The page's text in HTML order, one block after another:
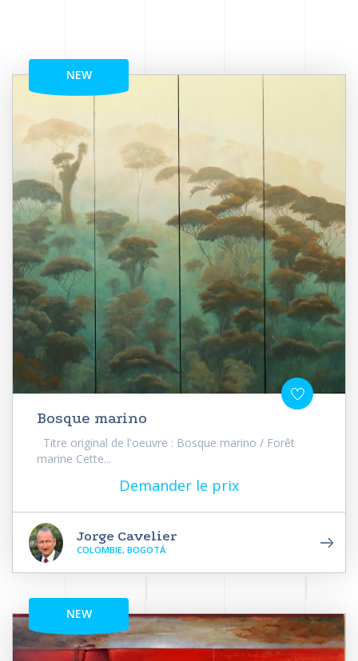
NEW
Bosque marino
Titre original de l'oeuvre : Bosque marino / Forêt
marine Cette...
Demander le prix
Jorge Cavelier
COLOMBIE, BOGOTÁ
NEW